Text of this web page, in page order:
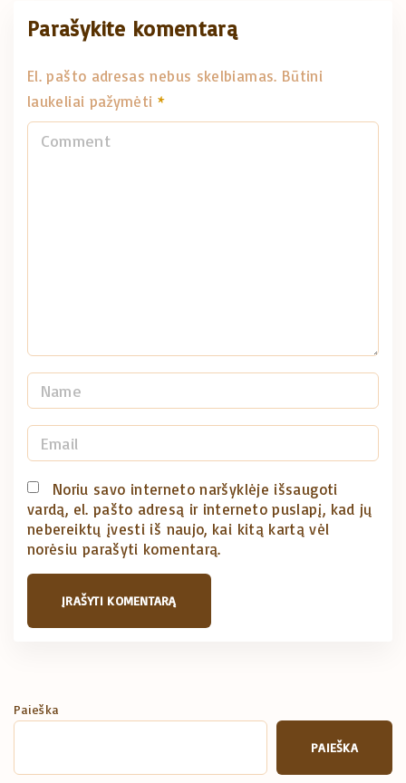
Parašykite komentarą
El. pašto adresas nebus skelbiamas. Būtini
laukeliai pažymėti *
a
m
e
*
m
a
i
l
Noriu savo interneto naršyklėje išsaugoti
vardą, el. pašto adresą ir interneto puslapį, kad jų
nebereiktų įvesti iš naujo, kai kitą kartą vėl
norėsiu parašyti komentarą.
Paieška
PAIEŠKA